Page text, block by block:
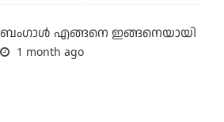
ബം​ഗാൾ എങ്ങനെ ഇങ്ങനെയായി
1 month ago